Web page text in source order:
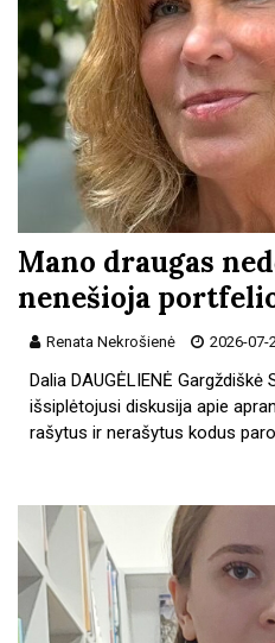
Mano draugas
nenešioja
Renata Nekrošienė 2026-07-
Dalia DAUGĖLIENĖ
išsiplėtojusi diskusija apie
rašytus ir nerašytus kodus